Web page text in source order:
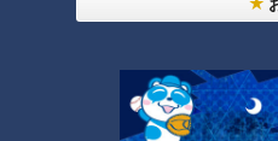
す。例えば手の持って行き方
るということを大事にする。
は特にそれを大切にします」と